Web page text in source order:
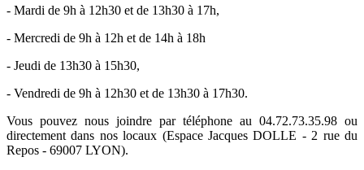
- Mardi de 9h à 12h30 et de 13h30 à 17h,
- Mercredi de 9h à 12h et de 14h à 18h
- Jeudi de 13h30 à 15h30,
- Vendredi de 9h à 12h30 et de 13h30 à 17h30.
Vous pouvez nous joindre par téléphone au 04.72.73.35.98 ou
directement dans nos locaux (Espace Jacques DOLLE - 2 rue du
Repos - 69007 LYON).